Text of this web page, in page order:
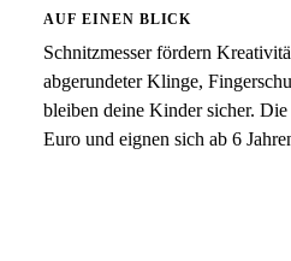
AUF EINEN BLICK
Schnitzmesser fördern
abgerundeter Klinge,
bleiben deine Kinder sicher. Die
Euro und eignen sich ab 6